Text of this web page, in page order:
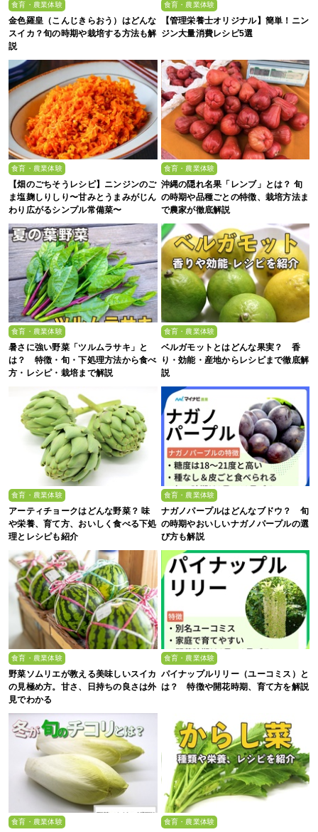
食育・農業体験
金色羅皇（こんじきらおう）はどんな
スイカ？旬の時期や栽培する方法も解
説
食育・農業体験
【管理栄養士オリジナル】簡単！ニン
ジン大量消費レシピ5選
食育・農業体験
【畑のごちそうレシピ】ニンジンのご
ま塩麹しりしり〜甘みとうまみがじん
わり広がるシンプル常備菜〜
食育・農業体験
沖縄の隠れ名果「レンブ」とは？ 旬
の時期や品種ごとの特徴、栽培方法ま
で農家が徹底解説
食育・農業体験
暑さに強い野菜「ツルムラサキ」と
は？ 特徴・旬・下処理方法から食べ
方・レシピ・栽培まで解説
食育・農業体験
ベルガモットとはどんな果実？ 香
り・効能・産地からレシピまで徹底解
説
食育・農業体験
アーティチョークはどんな野菜？ 味
や栄養、育て方、おいしく食べる下処
理とレシピも紹介
食育・農業体験
ナガノパープルはどんなブドウ？ 旬
の時期やおいしいナガノパープルの選
び方も解説
食育・農業体験
野菜ソムリエが教える美味しいスイカ
の見極め方。甘さ、日持ちの良さは外
見でわかる
食育・農業体験
パイナップルリリー（ユーコミス）と
は？ 特徴や開花時期、育て方を解説
食育・農業体験 食育・農業体験